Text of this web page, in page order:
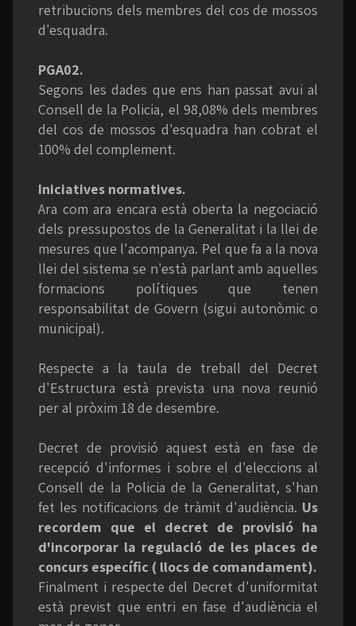
retribucions dels membres del cos de mossos
d'esquadra.
PGA02.
Segons les dades que ens han passat avui al
Consell de la Policia, el 98,08% dels membres
del cos de mossos d'esquadra han cobrat el
100% del complement.
Iniciatives normatives.
Ara com ara encara està oberta la negociació
dels pressupostos de la Generalitat i la llei de
mesures que l'acompanya. Pel que fa a la nova
llei del sistema se n'està parlant amb aquelles
formacions polítiques que tenen
responsabilitat de Govern (sigui autonòmic o
municipal).
Respecte a la taula de treball del Decret
d'Estructura està prevista una nova reunió
per al pròxim 18 de desembre.
Decret de provisió aquest està en fase de
recepció d'informes i sobre el d'eleccions al
Consell de la Policia de la Generalitat, s'han
fet les notificacions de tràmit d'audiència. Us
recordem que el decret de provisió ha
d'incorporar la regulació de les places de
concurs específic ( llocs de comandament).
Finalment i respecte del Decret d'uniformitat
està previst que entri en fase d'audiència el